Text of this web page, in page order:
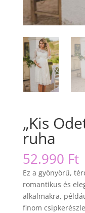
„Kis
ruha
52.990 Ft
Ez a gyönyörű,
romantikus és
alkalmakra,
finom